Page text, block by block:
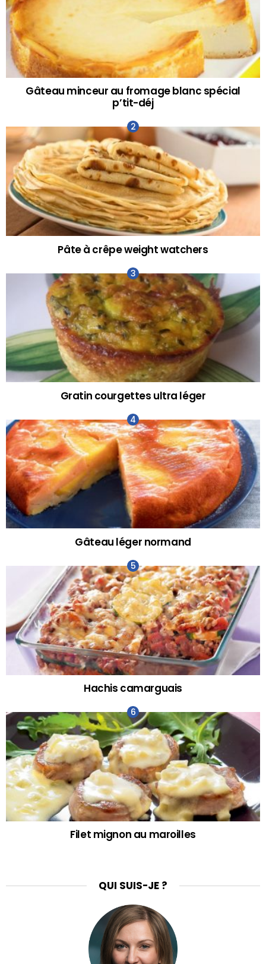
Gâteau minceur au fromage blanc spécial
p’tit-déj
Pâte à crêpe weight watchers
Gratin courgettes ultra léger
Gâteau léger normand
Hachis camarguais
Filet mignon au maroilles
QUI SUIS-JE ?